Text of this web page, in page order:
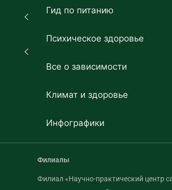
Гид по питанию
Психическое здоровье
Все о зависимости
Климат и здоровье
Инфографики
Филиалы
Филиал «Научно-практический центр